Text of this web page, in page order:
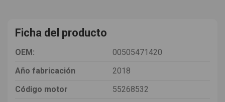
Ficha del producto
OEM:
00505471420
Año fabricación
2018
Código motor
55268532